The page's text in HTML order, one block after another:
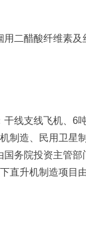
二醋酸纤维素及
线支线飞机、6
制造、民用卫星
国务院投资主管部
直升机制造项目